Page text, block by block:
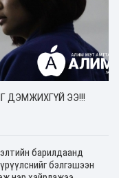
ДЭМЖИХГҮЙ ЭЭ!!!
барилдаанд
бэлгэшээн